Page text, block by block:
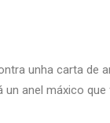
unha carta de
un anel máxico